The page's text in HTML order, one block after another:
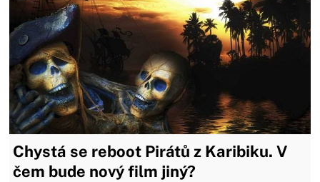
Chystá se reboot Pirátů z Karibiku. V
čem bude nový film jiný?